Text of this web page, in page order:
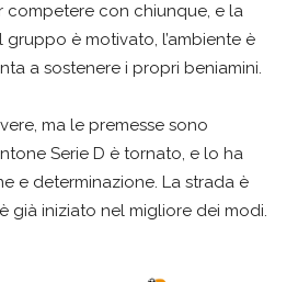
competere con chiunque, e la
gruppo è motivato, l’ambiente è
a sostenere i propri beniamini.
ma le premesse sono
Serie D è tornato, e lo ha
e determinazione. La strada è
già iniziato nel migliore dei modi.